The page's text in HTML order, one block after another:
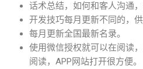
话术总结，如何和客人沟通
开发技巧每月更新不同的，供
每月更新全国最新名录。
使用微信授权就可以在阅读
阅读，APP网站打开很方便。